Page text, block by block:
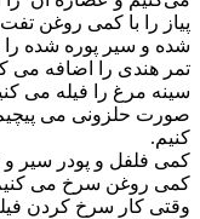
پیاز را با کمی روغن
شده و سیر پوره شده
تمر هندی را اضافه می
سینه مرغ را فیله می
صورت حلزونی می
کنیم.
کمی فلفل و پودر سیر و
کمی روغن سرخ می
وقتی کار سرخ کردن